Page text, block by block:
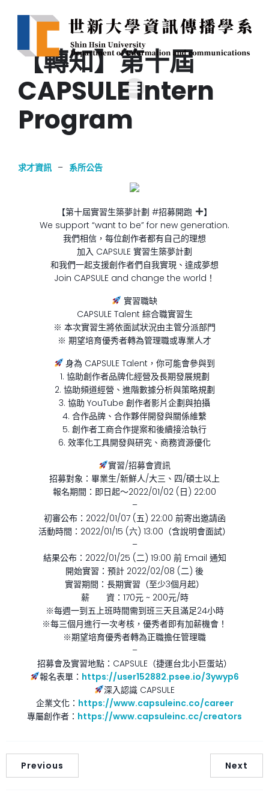
【轉知】第十屆
CAPSULE Intern
Program
求才資訊 – 系所公告
【第十屆實習生築夢計劃 #招募開跑
】
We support “want to be” for new generation.
我們相信，每位創作者都有自己的理想
加入 CAPSULE 實習生築夢計劃
和我們一起支援創作者們自我實現、達成夢想
Join CAPSULE and change the world！
實習職缺
CAPSULE Talent 綜合職實習生
※ 本次實習生將依面試狀況由主管分派部門
※ 期望培育優秀者轉為管理職或專業人才
身為 CAPSULE Talent，你可能會參與到
1. 協助創作者品牌化經營及長期發展規劃
2. 協助頻道經營、進階數據分析與策略規劃
3. 協助 YouTube 創作者影片企劃與拍攝
4. 合作品牌、合作夥伴開發與關係維繫
5. 創作者工商合作提案和後續接洽執行
6. 效率化工具開發與研究、商務資源優化
實習/招募會資訊
招募對象：畢業生/新鮮人/大三、四/碩士以上
報名期間：即日起～2022/01/02 (日) 22:00
–
初審公布：2022/01/07 (五) 22:00 前寄出邀請函
活動時間：2022/01/15 (六) 13:00（含說明會面試）
–
結果公布：2022/01/25 (二) 19:00 前 Email 通知
開始實習：預計 2022/02/08 (二) 後
實習期間：長期實習（至少3個月起）
薪 資：170元 ~ 200元/時
※每週一到五上班時間需到班三天且滿足24小時
※每三個月進行一次考核，優秀者即有加薪機會！
※期望培育優秀者轉為正職擔任管理職
–
招募會及實習地點：CAPSULE（捷運台北小巨蛋站）
報名表單： https://user152882.psee.io/3ywyp6
深入認識 CAPSULE
企業文化： https://www.capsuleinc.co/career
專屬創作者： https://www.capsuleinc.cc/creators
Previous Next